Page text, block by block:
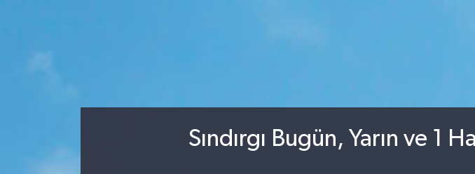
Sındırgı Bugün, Yarın ve 1